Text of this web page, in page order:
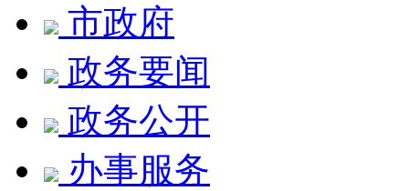
市政府
政务要闻
政务公开
办事服务